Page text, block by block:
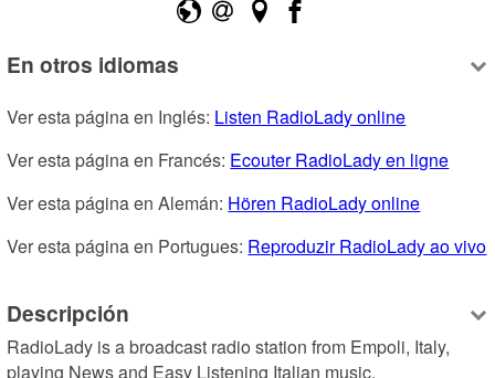
En otros idiomas
Ver esta página en Inglés: Listen RadioLady online
Ver esta página en Francés: Ecouter RadioLady en ligne
Ver esta página en Alemán: Hören RadioLady online
Ver esta página en Portugues: Reproduzir RadioLady ao vivo
Descripción
RadioLady is a broadcast radio station from Empoli, Italy,
playing News and Easy Listening Italian music.